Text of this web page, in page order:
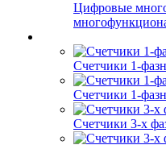
Цифровые
Счетчики 1-
Счетчики 1-
Счетчики 3-х